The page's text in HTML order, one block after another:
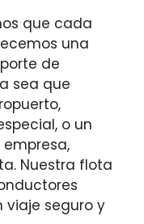
que cada
una
de
sea que
o un
Nuestra flota
viaje seguro y